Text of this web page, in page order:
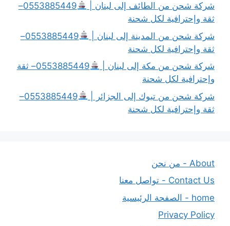
شركة شحن من الطائف إلى لبنان |
0553885449–
ثقة وإحترافية لكل شحنة
شركة شحن من المدينة إلى لبنان |
0553885449–
ثقة وإحترافية لكل شحنة
شركة شحن من مكة إلى لبنان |
0553885449– ثقة
وإحترافية لكل شحنة
شركة شحن من تبوك إلى الجزائر |
0553885449–
ثقة وإحترافية لكل شحنة
About - من نحن
Contact Us - تواصل معنا
home - الصفحة الرئيسية
Privacy Policy